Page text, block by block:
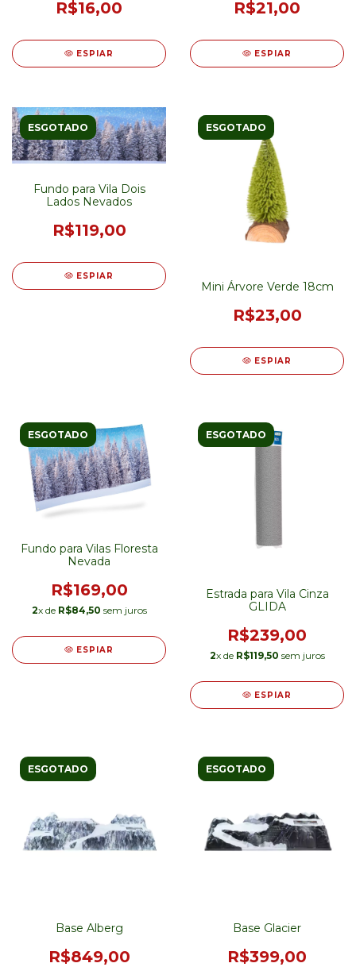
R$16,00
ESPIAR
R$21,00
ESPIAR
ESGOTADO
Fundo para Vila Dois
Lados Nevados
R$119,00
ESPIAR
ESGOTADO
Mini Árvore Verde 18cm
R$23,00
ESPIAR
ESGOTADO
Fundo para Vilas Floresta
Nevada
R$169,00
2x de R$84,50 sem juros
ESPIAR
ESGOTADO
Estrada para Vila Cinza
GLIDA
R$239,00
2x de R$119,50 sem juros
ESPIAR
ESGOTADO
Base Alberg
R$849,00
ESGOTADO
Base Glacier
R$399,00